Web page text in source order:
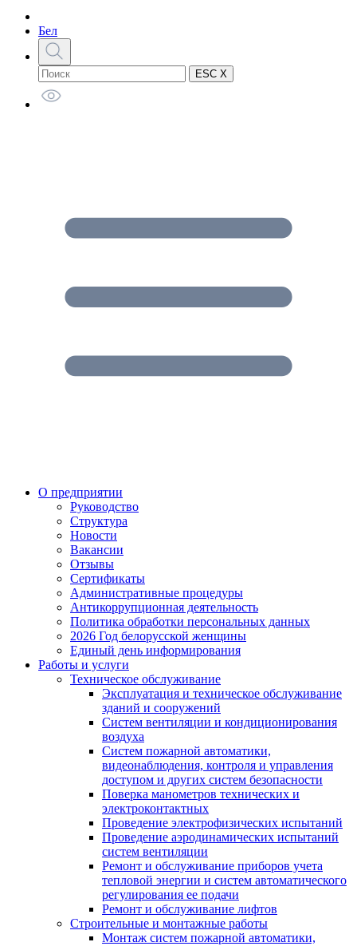
Бел
ESC X
О предприятии
Руководство
Структура
Новости
Вакансии
Отзывы
Сертификаты
Административные процедуры
Антикоррупционная деятельность
Политика обработки персональных данных
2026 Год белорусской женщины
Единый день информирования
Работы и услуги
Техническое обслуживание
Эксплуатация и техническое обслуживание
зданий и сооружений
Систем вентиляции и кондиционирования
воздуха
Систем пожарной автоматики,
видеонаблюдения, контроля и управления
доступом и других систем безопасности
Поверка манометров технических и
электроконтактных
Проведение электрофизических испытаний
Проведение аэродинамических испытаний
систем вентиляции
Ремонт и обслуживание приборов учета
тепловой энергии и систем автоматического
регулирования ее подачи
Ремонт и обслуживание лифтов
Строительные и монтажные работы
Монтаж систем пожарной автоматики,